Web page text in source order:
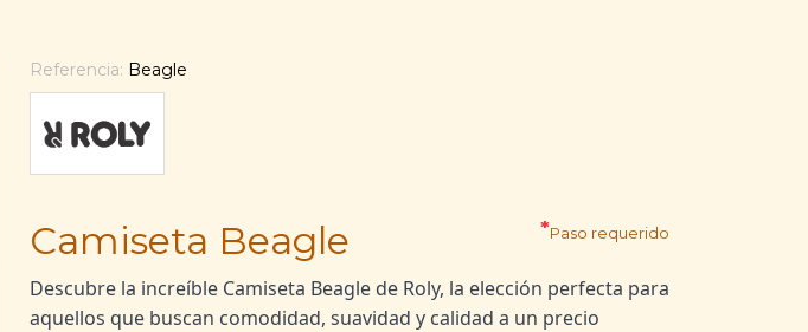
Referencia: Beagle
Camiseta Beagle *Paso requerido
Descubre la increíble Camiseta Beagle de Roly, la elección perfecta para
aquellos que buscan comodidad, suavidad y calidad a un precio